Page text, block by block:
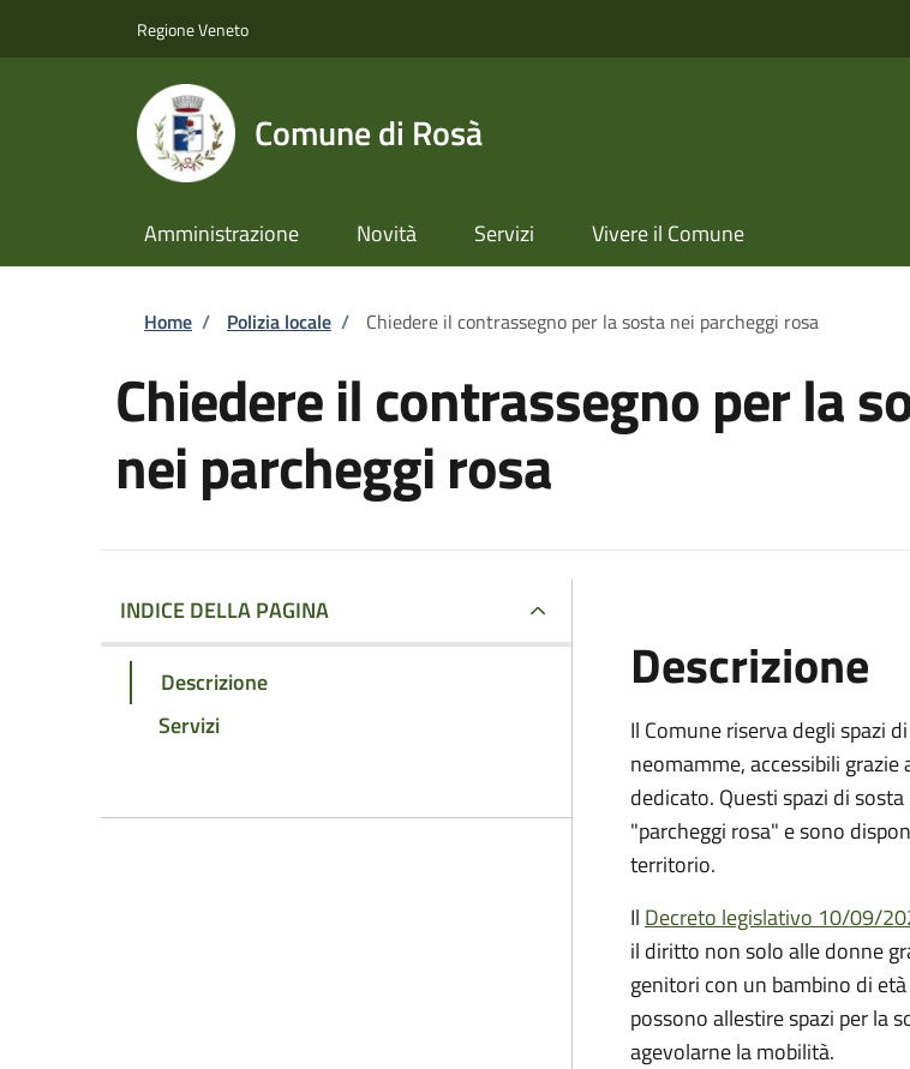
Regione Veneto
Comune di Rosà
Amministrazione Novità Servizi Vivere il Comune
Briciole di pane
Home / Polizia locale / Chiedere il contrassegno per la sosta nei parcheggi rosa
Chiedere il contrassegno per la
nei parcheggi rosa
INDICE DELLA PAGINA
Descrizione
Servizi
Descrizione
Il Comune riserva degli spazi
neomamme, accessibili grazie
dedicato. Questi spazi di
"parcheggi rosa" e sono
territorio.
Il Decreto legislativo 10/09/
il diritto non solo alle donne
genitori con un bambino di
possono allestire spazi per la
agevolarne la mobilità.